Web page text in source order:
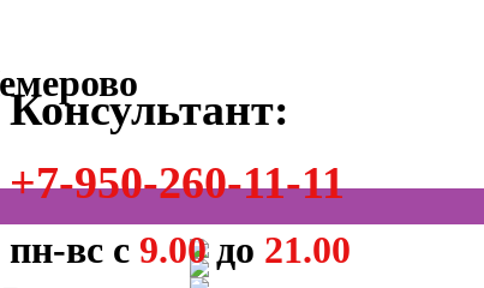
Консультант:
+7-950-260-11-11
пн-вс с 9.00до 21.00